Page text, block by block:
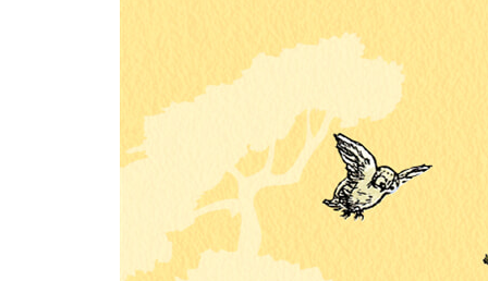
1 이요르의 집이 사라지다
2 티거의 아침밥을 찾아서
3 피글렛이 다시 헤팔럼을 만날 뻔한 날
4 티거는 나무를 타지 않는다는 사실
5 크리스토퍼 로빈이 아침마다 하는 일
6 푸, 새로운 놀이를 만들다
7 통통 튀지 않는 티거 만들기 대작전
8 용맹한 피글렛, 아주 멋진 일을 해내다
9 이요르가 찾아준 아울의 새집